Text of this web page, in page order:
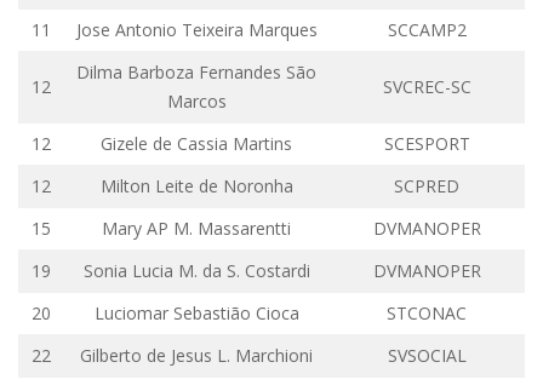
Serviços
Biblioteca
Administrativo e Financeiro
Segurança e Acessos
Obras e Manutenção
Transporte, Moradia e Alimentação
Promoção Social
Saúde Mental
Esporte, Arte e Cultura
11
Jose Antonio Teixeira Marques SCCAMP2
12
Dilma Barboza Fernandes São
Marcos
SVCREC-SC
12 Gizele de Cassia Martins
SCESPORT
12
Milton Leite de Noronha
SCPRED
15
Mary AP M. Massarentti
DVMANOPER
19
Sonia Lucia M. da S. Costardi
DVMANOPER
20
LuciomarSebastião Cioca
STCONAC
22
Gilberto de Jesus L. Marchioni
SVSOCIAL